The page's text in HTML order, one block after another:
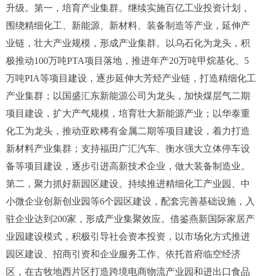
升级。 第一，培育产业集群。继续实施百亿工业投资计划，
围绕精细化工、新能源、新材料、装备制造等产业，延伸产
业链，壮大产业规模，形成产业集群。
以乌石化为龙头，积
极推动100万吨PTA项目落地，推进年产20万吨甲烷基化、 5
万吨PIA等项目建设，逐步延伸大芳烃产业链，打造精细化工
产业集群；以国盛汇东新能源公司为龙头， 加快煤层气二期
项目建设，扩大产气规模，培育壮大新能源产业；以华泰重
化工为龙头，推动亚欧稀有金属二期等项目建设，着力打造
新材料产业集群；支持福田广汇汽车、衡水强大立体停车设
备等项目建设，逐步引进高新技术企业，做大装备制造业。
第二，聚力抓好新园区建设。持续推进精细化工产业园、中
小微企业创新创业园等6个园区建设， 配套完善基础设施，入
驻企业达到 200家，形成产业集聚效应。 借鉴燕新国际家居产
业园建设模式，积极引导社会资本投资，以市场化方式推进
园区建设、招商引资和企业服务工作。依托首府临空经济
区，在古牧地西片区打造跨境电商物流产业园和进出口食品